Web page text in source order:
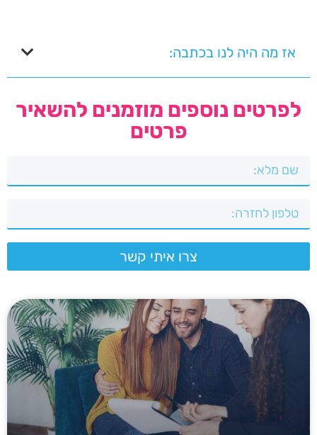
אז מה היה לנו בכתבה:
לפרטים נוספים מוזמנים להשאיר
פרטים
צרו איתי קשר